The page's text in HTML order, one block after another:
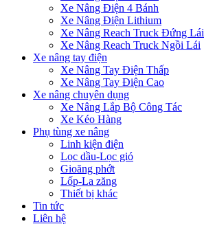
Xe Nâng Điện 4 Bánh
Xe Nâng Điện Lithium
Xe Nâng Reach Truck Đứng Lái
Xe Nâng Reach Truck Ngồi Lái
Xe nâng tay điện
Xe Nâng Tay Điện Thấp
Xe Nâng Tay Điện Cao
Xe nâng chuyên dụng
Xe Nâng Lắp Bộ Công Tác
Xe Kéo Hàng
Phụ tùng xe nâng
Linh kiện điện
Lọc dầu-Lọc gió
Gioăng phớt
Lốp-La zăng
Thiết bị khác
Tin tức
Liên hệ